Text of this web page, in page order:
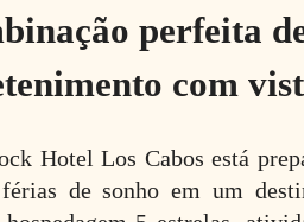
perfeita
com
Hotel Los Cabos está
férias de sonho em um